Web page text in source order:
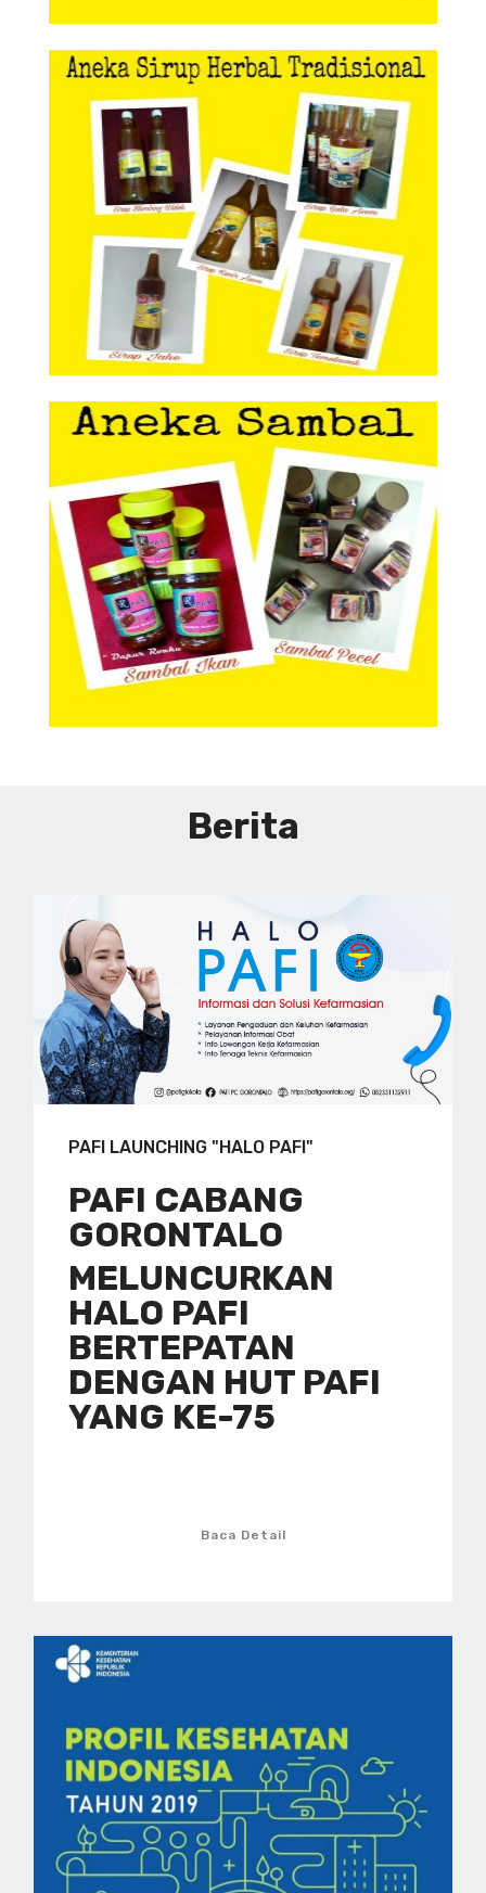
Aneka Sirup Herbal Tradisional
Aneka Sirup Herbal
Tradisional
Aneka Sambal
Aneka Sambal
Berita
PAFI LAUNCHING "HALO PAFI"
PAFI CABANG
GORONTALO
MELUNCURKAN
HALO PAFI
BERTEPATAN
DENGAN HUT PAFI
YANG KE-75
Baca Detail